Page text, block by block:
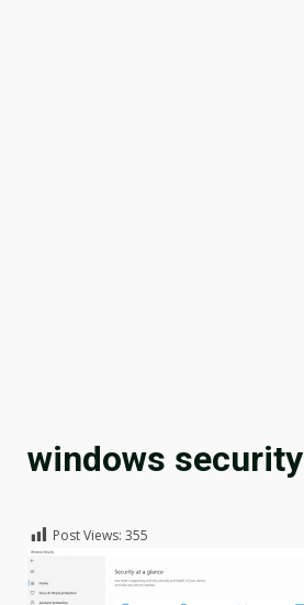
windows security
Post Views: 355